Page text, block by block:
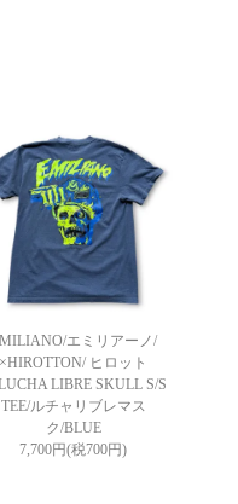
エミリアーノ/
×HIROTTON/ ヒロット
LIBRE SKULL S/S
TEE/ルチャリブレマス
ク/BLUE
7,700円(税700円)